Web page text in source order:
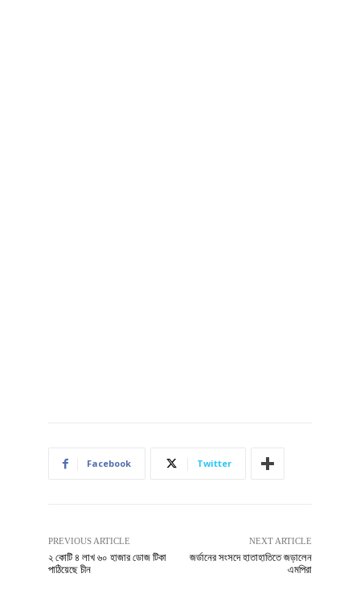
Facebook Twitter
PREVIOUS ARTICLE
২ কোটি ৪ লাখ ৬০ হাজার ডোজ টিকা
পাঠিয়েছে চীন
NEXT ARTICLE
জর্ডানের সংসদে হাতাহাতিতে জড়ালেন
এমপিরা